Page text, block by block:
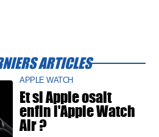
ARTICLES
APPLE WATCH
Et si Apple osait
enfin l'Apple Watch
Air ?